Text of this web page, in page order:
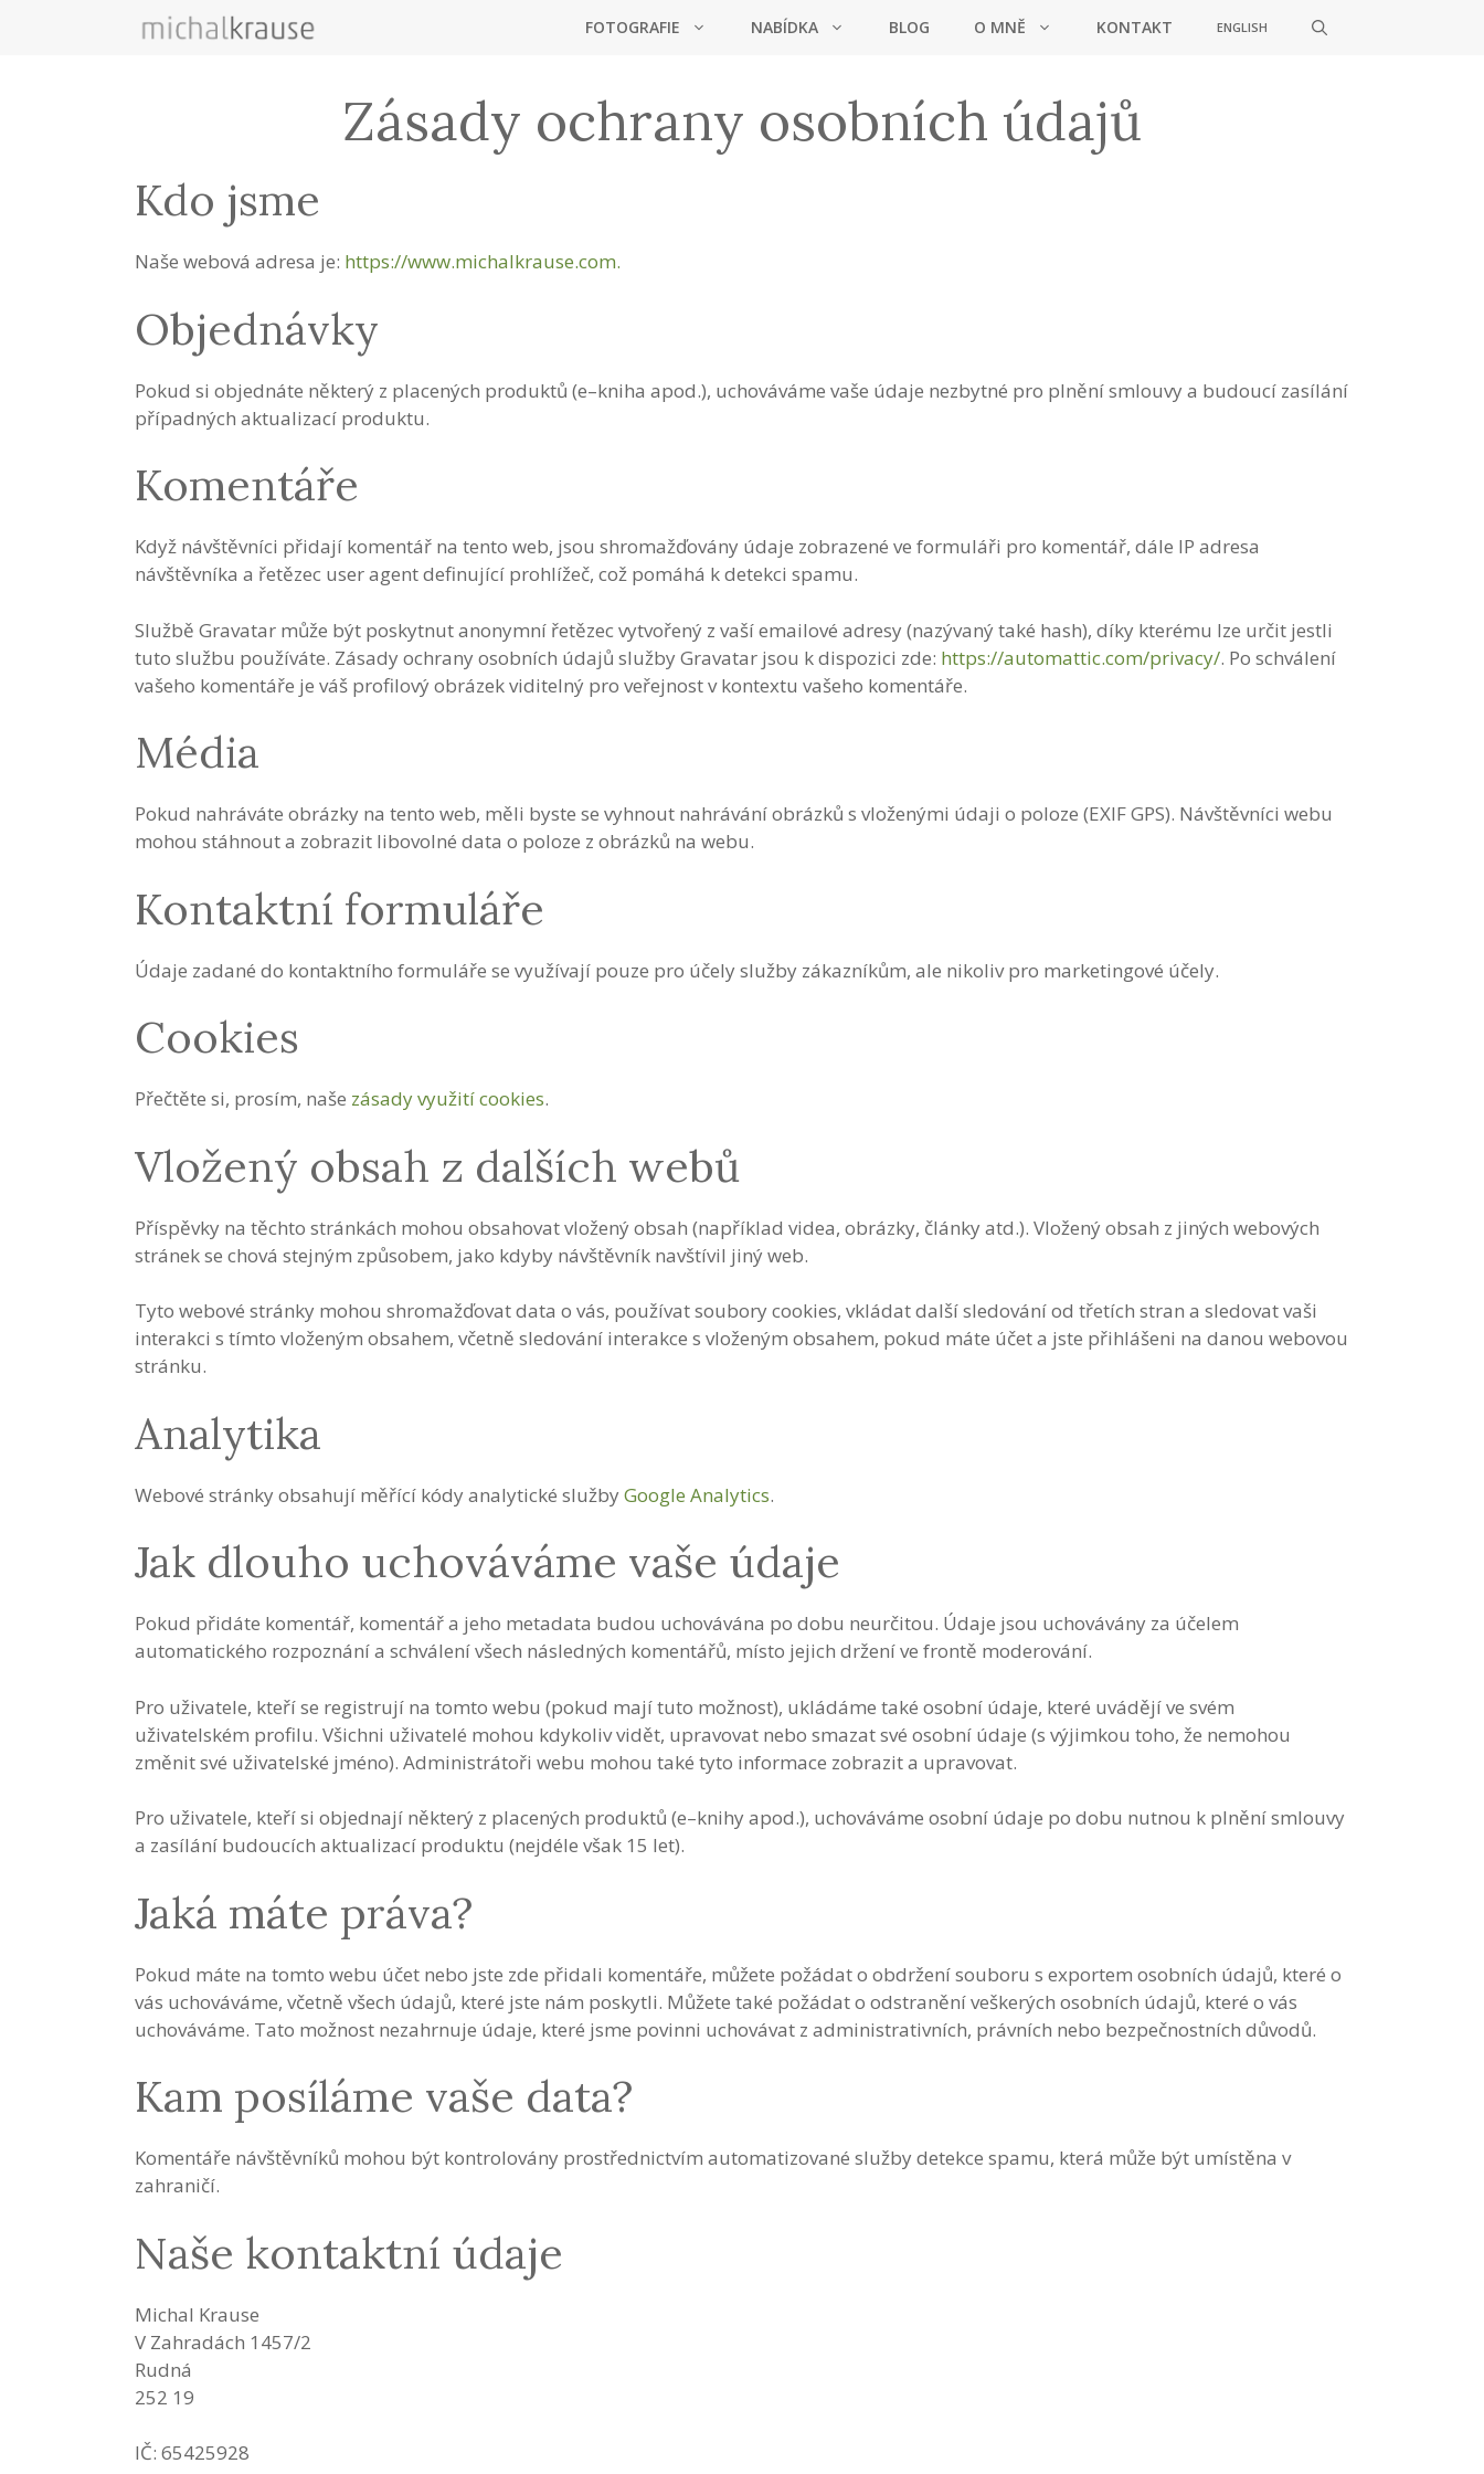
FOTOGRAFIE NABÍDKA BLOG O MNĚ KONTAKT ENGLISH
Zásady ochrany osobních údajů
Kdo jsme
Naše webová adresa je: https://www.michalkrause.com.
Objednávky
Pokud si objednáte některý z placených produktů (e–kniha apod.), uchováváme vaše údaje nezbytné pro plnění smlouvy a budoucí zasílání
případných aktualizací produktu.
Komentáře
Když návštěvníci přidají komentář na tento web, jsou shromažďovány údaje zobrazené ve formuláři pro komentář, dále IP adresa
návštěvníka a řetězec user agent definující prohlížeč, což pomáhá k detekci spamu.
Službě Gravatar může být poskytnut anonymní řetězec vytvořený z vaší emailové adresy (nazývaný také hash), díky kterému lze určit jestli
tuto službu používáte. Zásady ochrany osobních údajů služby Gravatar jsou k dispozici zde: https://automattic.com/privacy/. Po schválení
vašeho komentáře je váš profilový obrázek viditelný pro veřejnost v kontextu vašeho komentáře.
Média
Pokud nahráváte obrázky na tento web, měli byste se vyhnout nahrávání obrázků s vloženými údaji o poloze (EXIF GPS). Návštěvníci webu
mohou stáhnout a zobrazit libovolné data o poloze z obrázků na webu.
Kontaktní formuláře
Údaje zadané do kontaktního formuláře se využívají pouze pro účely služby zákazníkům, ale nikoliv pro marketingové účely.
Cookies
Přečtěte si, prosím, naše zásady využití cookies.
Vložený obsah z dalších webů
Příspěvky na těchto stránkách mohou obsahovat vložený obsah (například videa, obrázky, články atd.). Vložený obsah z jiných webových
stránek se chová stejným způsobem, jako kdyby návštěvník navštívil jiný web.
Tyto webové stránky mohou shromažďovat data o vás, používat soubory cookies, vkládat další sledování od třetích stran a sledovat vaši
interakci s tímto vloženým obsahem, včetně sledování interakce s vloženým obsahem, pokud máte účet a jste přihlášeni na danou webovou
stránku.
Analytika
Webové stránky obsahují měřící kódy analytické službyGoogle Analytics.
Jak dlouho uchováváme vaše údaje
Pokud přidáte komentář, komentář a jeho metadata budou uchovávána po dobu neurčitou. Údaje jsou uchovávány za účelem
automatického rozpoznání a schválení všech následných komentářů, místo jejich držení ve frontě moderování.
Pro uživatele, kteří se registrují na tomto webu (pokud mají tuto možnost), ukládáme také osobní údaje, které uvádějí ve svém
uživatelském profilu. Všichni uživatelé mohou kdykoliv vidět, upravovat nebo smazat své osobní údaje (s výjimkou toho, že nemohou
změnit své uživatelské jméno). Administrátoři webu mohou také tyto informace zobrazit a upravovat.
Pro uživatele, kteří si objednají některý z placených produktů (e–knihy apod.), uchováváme osobní údaje po dobu nutnou k plnění smlouvy
a zasílání budoucích aktualizací produktu (nejdéle však 15 let).
Jaká máte práva?
Pokud máte na tomto webu účet nebo jste zde přidali komentáře, můžete požádat o obdržení souboru s exportem osobních údajů, které o
vás uchováváme, včetně všech údajů, které jste nám poskytli. Můžete také požádat o odstranění veškerých osobních údajů, které o vás
uchováváme. Tato možnost nezahrnuje údaje, které jsme povinni uchovávat z administrativních, právních nebo bezpečnostních důvodů.
Kam posíláme vaše data?
Komentáře návštěvníků mohou být kontrolovány prostřednictvím automatizované služby detekce spamu, která může být umístěna v
zahraničí.
Naše kontaktní údaje
Michal Krause
V Zahradách 1457/2
Rudná
252 19
IČ: 65425928